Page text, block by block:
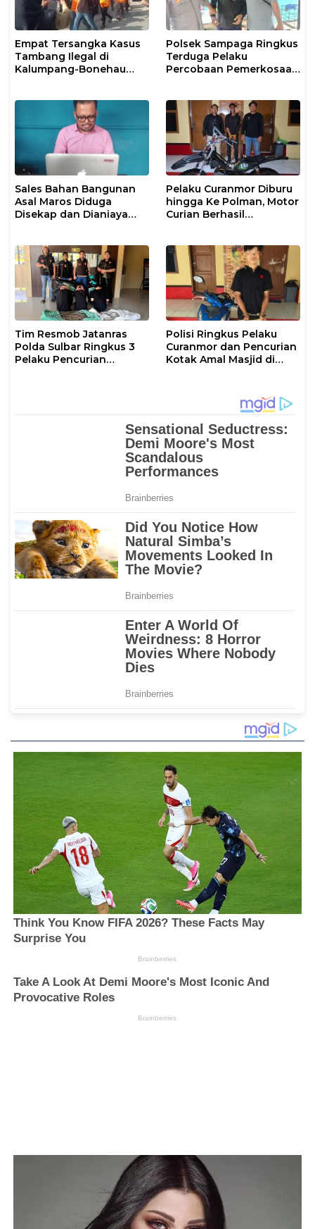
Empat Tersangka Kasus
Tambang Ilegal di
Kalumpang-Bonehau
Polsek Sampaga Ringkus
Terduga Pelaku
Percobaan Pemerkosaan
Sales Bahan Bangunan
Asal Maros Diduga
Disekap dan Dianiaya
Pelaku Curanmor Diburu
hingga Ke Polman, Motor
Curian Berhasil
Tim Resmob Jatanras
Polda Sulbar Ringkus 3
Pelaku Pencurian
Polisi Ringkus Pelaku
Curanmor dan Pencurian
Kotak Amal Masjid di